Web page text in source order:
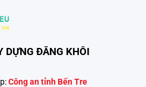
DỰNG ĐĂNG KHÔI
Công an tỉnh Bến Tre